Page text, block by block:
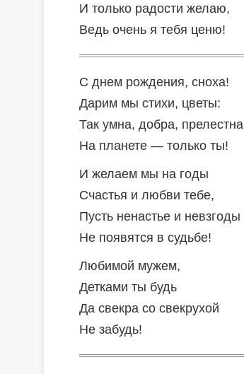
И только радости желаю,
Ведь очень я тебя ценю!
С днем рождения, сноха!
Дарим мы стихи, цветы:
Так умна, добра, прелестна
На планете — только ты!
И желаем мы на годы
Счастья и любви тебе,
Пусть ненастье и невзгоды
Не появятся в судьбе!
Любимой мужем,
Детками ты будь
Да свекра со свекрухой
Не забудь!